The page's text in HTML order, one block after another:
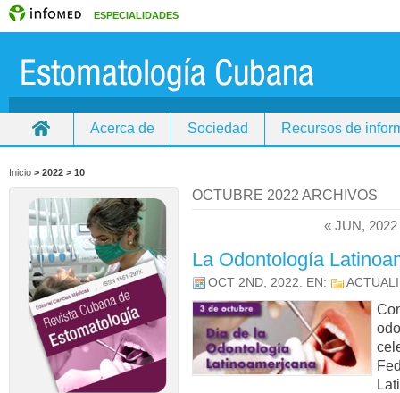
ESPECIALIDADES
Acerca de Sociedad Recursos de
Inicio > 2022 > 10
OCTUBRE 2022 ARCHIVOS
« JUN, 2022
La Odontología
OCT 2ND, 2022. EN: